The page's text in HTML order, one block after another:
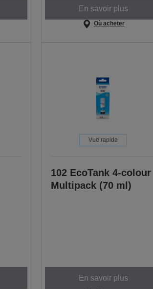
En savoir plus
Où acheter
Vue rapide
102 EcoTank 4-colour
Multipack (70 ml)
En savoir plus